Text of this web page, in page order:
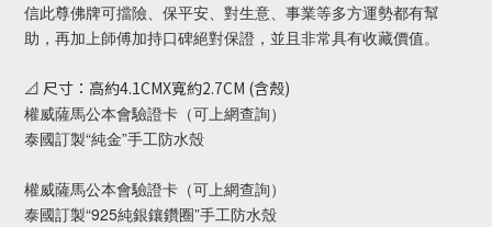
信此尊佛牌可擋險、保平安、對生意、事業等多方運勢都有幫
助，再加上師傅加持口碑絕對保證，並且非常具有收藏價值。
📐 尺寸：高約4.1CMX寬約2.7CM (含殼)
權威薩馬公本會驗證卡（可上網查詢）
泰國訂製“純金”手工防水殼
權威薩馬公本會驗證卡（可上網查詢）
泰國訂製“925純銀鑲鑽圈”手工防水殼